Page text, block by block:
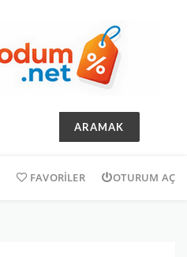
ARAMAK
FAVORILER OTURUM AÇ